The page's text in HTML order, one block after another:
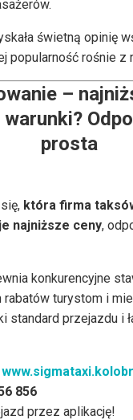
świetną opinię
popularność rośnie z
–
prosta
która firma
najniższe ceny,
konkurencyjne
rabatów turystom i
standard przejazdu i
856
przez aplikację!